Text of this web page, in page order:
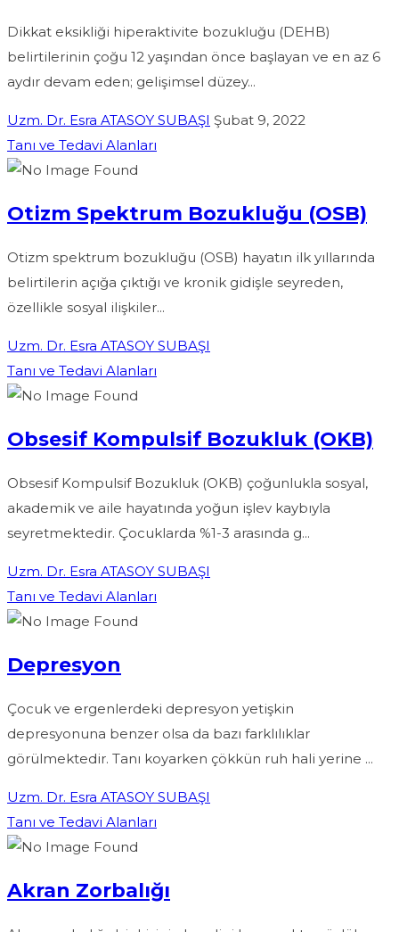
Dikkat eksikliği hiperaktivite bozukluğu (DEHB)
belirtilerinin çoğu 12 yaşından önce başlayan ve en az 6
aydır devam eden; gelişimsel düzey...
Uzm. Dr. Esra ATASOY SUBAŞI Şubat 9, 2022
Tanı ve Tedavi Alanları
Otizm Spektrum Bozukluğu (OSB)
Otizm spektrum bozukluğu (OSB) hayatın ilk yıllarında
belirtilerin açığa çıktığı ve kronik gidişle seyreden,
özellikle sosyal ilişkiler...
Uzm. Dr. Esra ATASOY SUBAŞI
Tanı ve Tedavi Alanları
Obsesif Kompulsif Bozukluk (OKB)
Obsesif Kompulsif Bozukluk (OKB) çoğunlukla sosyal,
akademik ve aile hayatında yoğun işlev kaybıyla
seyretmektedir. Çocuklarda %1-3 arasında g...
Uzm. Dr. Esra ATASOY SUBAŞI
Tanı ve Tedavi Alanları
Depresyon
Çocuk ve ergenlerdeki depresyon yetişkin
depresyonuna benzer olsa da bazı farklılıklar
görülmektedir. Tanı koyarken çökkün ruh hali yerine ...
Uzm. Dr. Esra ATASOY SUBAŞI
Tanı ve Tedavi Alanları
Akran Zorbalığı